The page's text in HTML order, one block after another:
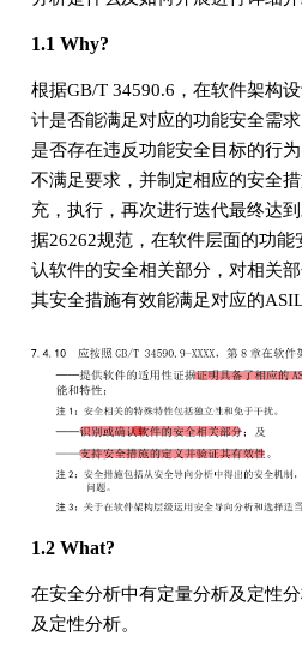
1.1 Why?
根据GB/T 34590.6，在软件架构
计是否能满足对应的功能安全需
是否存在违反功能安全目标的行
不满足要求，并制定相应的安全
充，执行，再次进行迭代最终达
据26262规范，在软件层面的功
认软件的安全相关部分，对相关
其安全措施有效能满足对应的ASIL
1.2 What?
在安全分析中有定量分析及定性
及定性分析。